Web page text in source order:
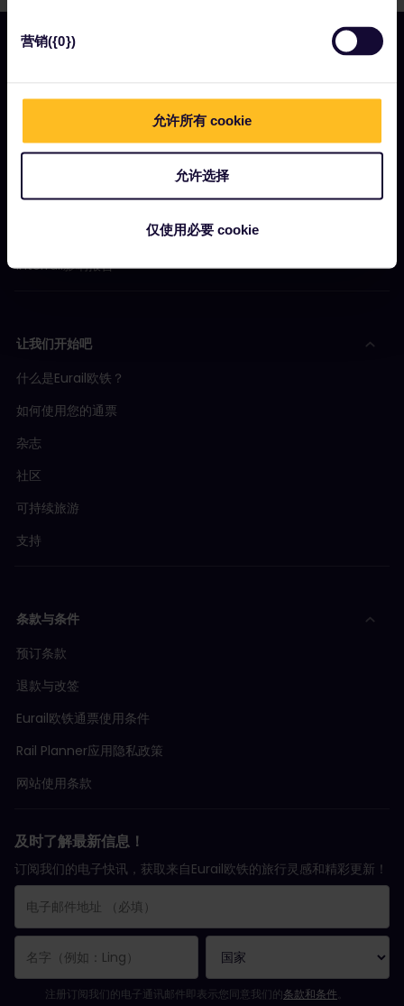
营销({0})
允许所有 cookie
允许选择
仅使用必要 cookie
我们的公司
新闻中心
Interrail影响报告
让我们开始吧
什么是Eurail欧铁？
如何使用您的通票
杂志
社区
可持续旅游
支持
条款与条件
预订条款
退款与改签
Eurail欧铁通票使用条件
Rail Planner应用隐私政策
网站使用条款
及时了解最新信息！
订阅我们的电子快讯，获取来自Eurail欧铁的旅行灵感和精彩更新！
您已成功订阅。
电子邮件地址栏为必填栏！
电子邮件地址无效！
订阅电子通讯时出错。请稍后重试。
您已订阅此电子通讯！
请同意有关订阅电子通讯的条款和条件。
注册订阅我们的电子通讯邮件即表示您同意我们的条款和条件